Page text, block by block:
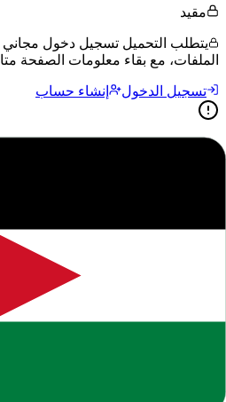
مقيد
يتطلب التحميل تسجيل دخول مجاني
الملفات، مع بقاء معلومات الصفحة
تسجيل الدخول إنشاء حساب
جميع الحقوق محفوظة للموقع. يرجى
يقدم لكم موقعنا هذا المحتوى المتميز
ضمن قسمالعلوم
وهو جزء من الموارد التعليمية
والمعلمين للعام الدراسي2026-2027
.